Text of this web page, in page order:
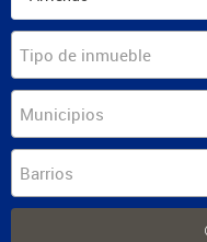
Tipo de inmueble
Municipios
Barrios